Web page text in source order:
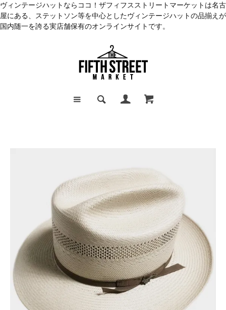
ヴィンテージハットならココ！ザフィフスストリートマーケットは名古
屋にある、ステットソン等を中心としたヴィンテージハットの品揃えが
国内随一を誇る実店舗保有のオンラインサイトです。